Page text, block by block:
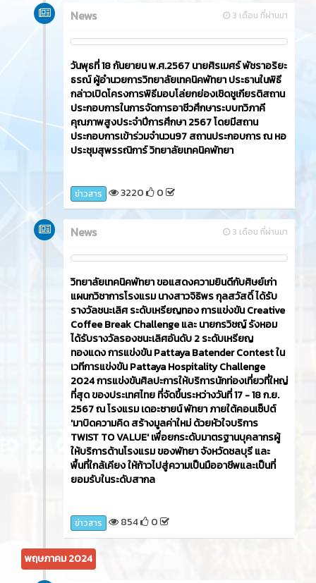
3 เดือน ที่ผ่านมา
News
วันพุธที่ 18 กันยายน พ.ศ.2567 นายศิรเมศร์ พัชราอริยะ
ธรณ์ ผู้อำนวยการวิทยาลัยเทคนิคพัทยา ประธานในพิธี
กล่าวเปิดโครงการพิธีมอบโล่ยกย่องเชิดชูเกียรติสถาน
ประกอบการในการจัดการอาชีวศึกษาระบบทวิภาคี
คุณภาพสูงประจำปีการศึกษา 2567 โดยมีสถาน
ประกอบการเข้าร่วมจำนวน97 สถานประกอบการ ณ หอ
ประชุมสุพรรณิการ์ วิทยาลัยเทคนิคพัทยา
ข่าวสาร 3220 0
3 เดือน ที่ผ่านมา
News
วิทยาลัยเทคนิคพัทยา ขอแสดงความยินดีกับศิษย์เก่า
แผนกวิชาการโรงแรม นางสาวจิธิพร กุลสวัสดิ์ ได้รับ
รางวัลชนะเลิศ ระดับเหรียญทอง การแข่งขัน Creative
Coffee Break Challenge และ นายกรวิชญ์ รังหอม
ได้รับรางวัลรองชนะเลิศอันดับ 2 ระดับเหรียญ
ทองแดง การแข่งขัน Pattaya Batender Contest ใน
เวทีการแข่งขัน Pattaya Hospitality Challenge
2024 การแข่งขันศิลปะการให้บริการนักท่องเที่ยวที่ใหญ่
ที่สุด ของประเทศไทย ที่จัดขึ้นระหว่างวันที่ 17 - 18 ก.ย.
2567 ณ โรงแรม เดอะซายน์ พัทยา ภายใต้คอนเซ็ปต์
'มาบิดความคิด สร้างมูลค่าใหม่ ด้วยหัวใจบริการ
TWIST TO VALUE' เพื่อยกระดับมาตรฐานบุคลากรผู้
ให้บริการด้านโรงแรม ของพัทยา จังหวัดชลบุรี และ
พื้นที่ใกล้เคียง ให้ก้าวไปสู่ความเป็นมืออาชีพและเป็นที่
ยอมรับในระดับสากล
ข่าวสาร 854 0
พฤษภาคม 2024